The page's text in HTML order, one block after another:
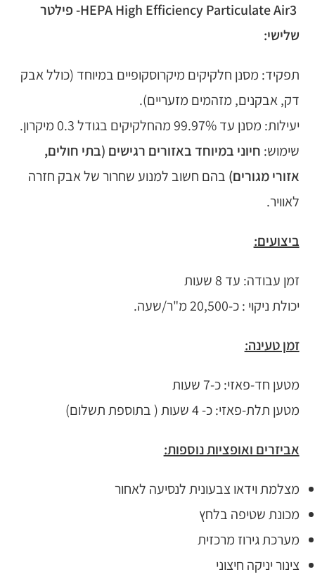
HEPA High Efficiency Particulate Air3- פילטר
שלישי:
תפקיד: מסנן חלקיקים מיקרוסקופיים במיוחד (כולל אבק
דק, אבקנים, מזהמים מזעריים).
יעילות: מסנן עד 99.97% מהחלקיקים בגודל 0.3 מיקרון.
שימוש: חיוני במיוחד באזורים רגישים (בתי חולים,
אזורי מגורים) בהם חשוב למנוע שחרור של אבק חזרה
לאוויר.
ביצועים:
זמן עבודה: עד 8 שעות
יכולת ניקוי : כ-20,500 מ"ר/שעה.
זמן טעינה:
מטען חד-פאזי: כ-7 שעות
מטען תלת-פאזי: כ- 4 שעות ( בתוספת תשלום)
אביזרים ואופציות נוספות:
מצלמת וידאו צבעונית לנסיעה לאחור
מכונת שטיפה בלחץ
מערכת גירוז מרכזית
צינור יניקה חיצוני